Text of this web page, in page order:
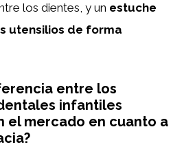
los dientes, y un estuche
utensilios de forma
entre los
infantiles
el mercado en cuanto a